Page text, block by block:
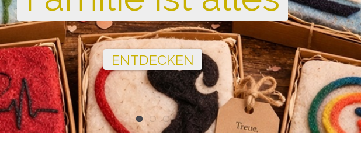
Ballons · Tischdeko · Karten · Zahlen
GEBURTSTAGSDEKO ENTDECKEN